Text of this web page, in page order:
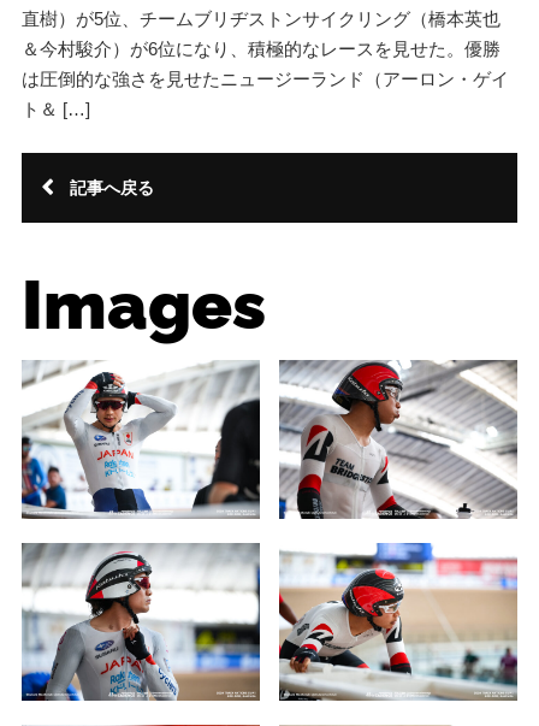
直樹）が5位、チームブリヂストンサイクリング（橋本英也
＆今村駿介）が6位になり、積極的なレースを見せた。優勝
は圧倒的な強さを見せたニュージーランド（アーロン・ゲイ
ト＆ […]
記事へ戻る
Images